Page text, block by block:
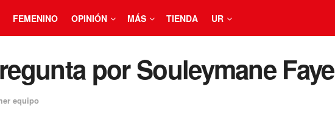
FEMENINO OPINIÓN MÁS TIENDA UR
por Souleymane Faye
equipo